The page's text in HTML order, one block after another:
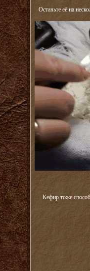
Оставьте её на
Кефир тоже